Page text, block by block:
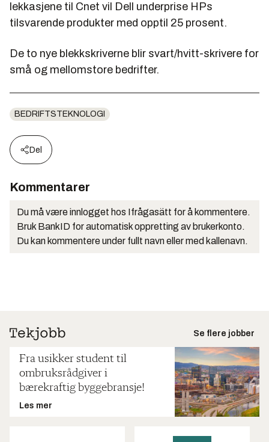
lekkasjene til Cnet vil Dell underprise HPs
tilsvarende produkter med opptil 25 prosent.
De to nye blekkskriverne blir svart/hvitt-skrivere for
små og mellomstore bedrifter.
BEDRIFTSTEKNOLOGI
Del
Kommentarer
Du må være innlogget hos Ifrågasätt for å kommentere.
Bruk BankID for automatisk oppretting av brukerkonto.
Du kan kommentere under fullt navn eller med kallenavn.
Se flere jobber
Fra usikker student til
ombruksrådgiver i
bærekraftig byggebransje!
Les mer